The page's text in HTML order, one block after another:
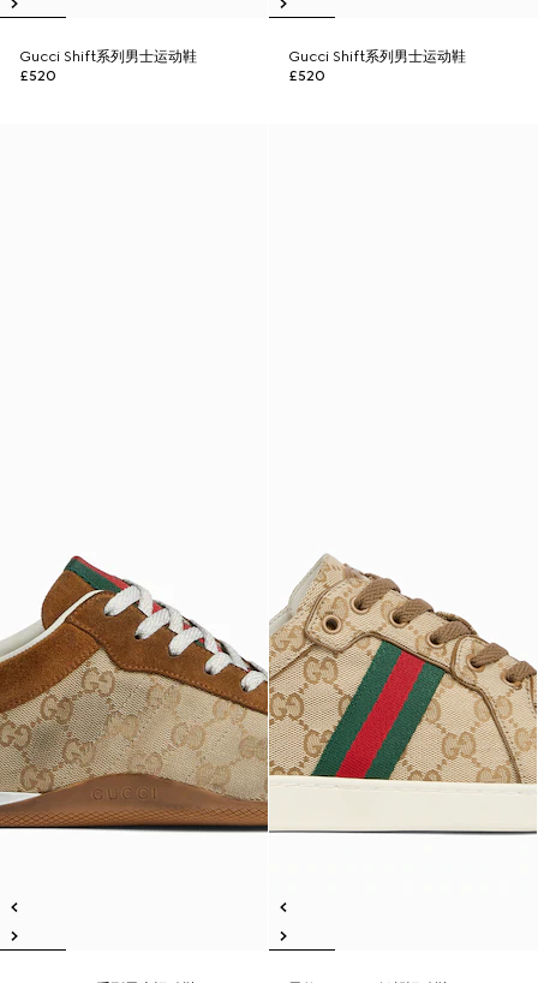
Gucci Shift系列男士运动鞋
£520
Gucci Shift系列男士运动鞋
£520